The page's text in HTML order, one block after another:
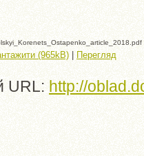
(965kB) | Перегляд
URL: http://